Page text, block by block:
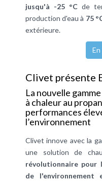
jusqu'à -25 °C de
production d'eau à 75
extérieure.
Clivet présente
La nouvelle
à chaleur au
performances
l’environnement
Clivet innove avec la
une solution de
révolutionnaire pour
de l'environnement